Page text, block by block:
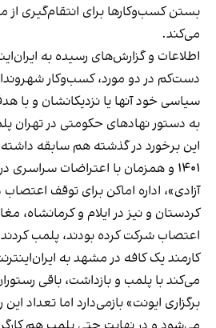
بستن کسب‌وکارها برای انتقام‌گیری
می‌کند.
اطلاعات و گزارش‌های رسیده به
دست‌کم در دو مورد، کسب‌وکار
سیاسی خود آنها یا نزدیکانشان و با
به دستور نهادهای حکومتی در تهران
این برخورد در گذشته هم سابقه داشته
۱۴۰۱ و همزمان با اعتراضات
آزادی»، اداره اماکن برای توقف
کردستان و نیز در ایلام و کرمانشاه،
اعتصاب شرکت کرده بودند، پلمب
کارمند یک کافه در مشهد به
می‌کند با پلمب و بازداشت، باقی
برگزاری ایونت» بازمی‌دارد اما تعداد